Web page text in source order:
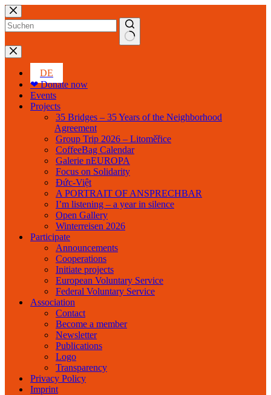
Skip
to
content
No
results
DE
❤ Donate now
Events
Projects
35 Bridges – 35 Years of the Neighborhood
Agreement
Group Trip 2026 – Litoměřice
CoffeeBag Calendar
Galerie nEUROPA
Focus on Solidarity
Đức-Việt
A PORTRAIT OF ANSPRECHBAR
I’m listening – a year in silence
Open Gallery
Winterreisen 2026
Participate
Announcements
Cooperations
Initiate projects
European Voluntary Service
Federal Voluntary Service
Association
Contact
Become a member
Newsletter
Publications
Logo
Transparency
Privacy Policy
Imprint